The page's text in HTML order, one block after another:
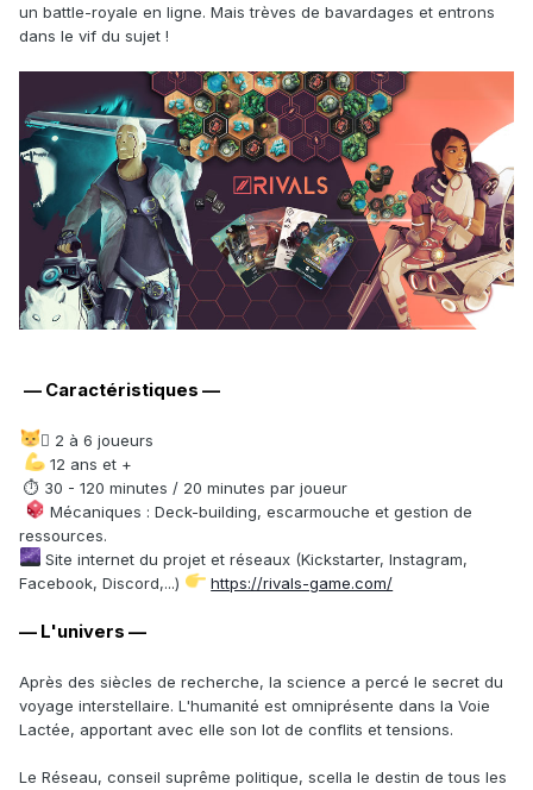
un battle-royale en ligne. Mais trèves de bavardages et entrons
dans le vif du sujet !
— Caractéristiques —
‍🏍 2 à 6 joueurs
12 ans et +
⏱ 30 - 120 minutes / 20 minutes par joueur
Mécaniques : Deck-building, escarmouche et gestion de
ressources.
Site internet du projet et réseaux (Kickstarter, Instagram,
Facebook, Discord,...)
https://rivals-game.com/
— L'univers —
Après des siècles de recherche, la science a percé le secret du
voyage interstellaire. L'humanité est omniprésente dans la Voie
Lactée, apportant avec elle son lot de conflits et tensions.
Le Réseau, conseil suprême politique, scella le destin de tous les